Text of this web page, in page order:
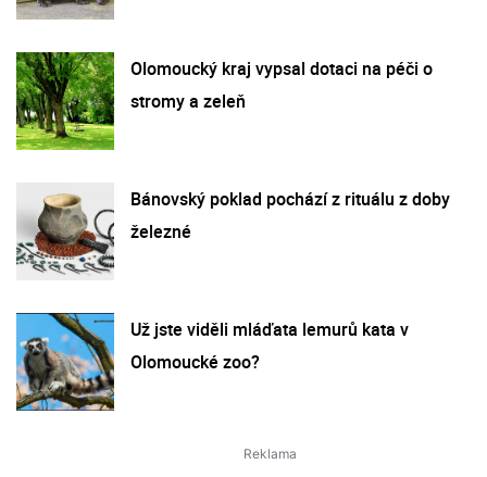
Olomoucký kraj vypsal dotaci na péči o
stromy a zeleň
Bánovský poklad pochází z rituálu z doby
železné
Už jste viděli mláďata lemurů kata v
Olomoucké zoo?